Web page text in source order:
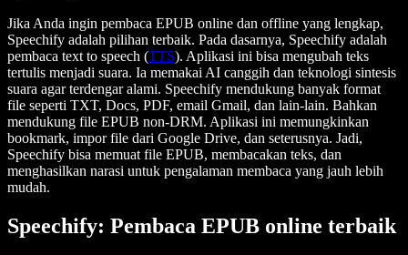
Jika Anda ingin pembaca EPUB online dan offline yang lengkap,
Speechify adalah pilihan terbaik. Pada dasarnya, Speechify adalah
pembaca text to speech (TTS). Aplikasi ini bisa mengubah teks
tertulis menjadi suara. Ia memakai AI canggih dan teknologi sintesis
suara agar terdengar alami. Speechify mendukung banyak format
file seperti TXT, Docs, PDF, email Gmail, dan lain-lain. Bahkan
mendukung file EPUB non-DRM. Aplikasi ini memungkinkan
bookmark, impor file dari Google Drive, dan seterusnya. Jadi,
Speechify bisa memuat file EPUB, membacakan teks, dan
menghasilkan narasi untuk pengalaman membaca yang jauh lebih
mudah.
Speechify: Pembaca EPUB online terbaik